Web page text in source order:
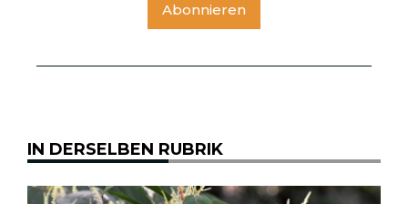
Abonnieren
IN DERSELBEN RUBRIK